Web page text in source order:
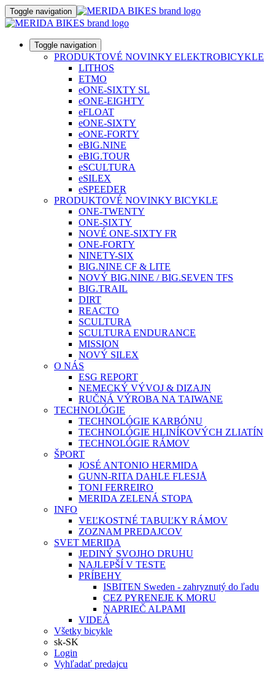
Toggle navigation
Toggle navigation
PRODUKTOVÉ NOVINKY ELEKTROBICYKLE
LITHOS
ETMO
eONE-SIXTY SL
eONE-EIGHTY
eFLOAT
eONE-SIXTY
eONE-FORTY
eBIG.NINE
eBIG.TOUR
eSCULTURA
eSILEX
eSPEEDER
PRODUKTOVÉ NOVINKY BICYKLE
ONE-TWENTY
ONE-SIXTY
NOVÉ ONE-SIXTY FR
ONE-FORTY
NINETY-SIX
BIG.NINE CF & LITE
NOVÝ BIG.NINE / BIG.SEVEN TFS
BIG.TRAIL
DIRT
REACTO
SCULTURA
SCULTURA ENDURANCE
MISSION
NOVÝ SILEX
O NÁS
ESG REPORT
NEMECKÝ VÝVOJ & DIZAJN
RUČNÁ VÝROBA NA TAIWANE
TECHNOLÓGIE
TECHNOLÓGIE KARBÓNU
TECHNOLÓGIE HLINÍKOVÝCH ZLIATÍN
TECHNOLÓGIE RÁMOV
ŠPORT
JOSÉ ANTONIO HERMIDA
GUNN-RITA DAHLE FLESJÅ
TONI FERREIRO
MERIDA ZELENÁ STOPA
INFO
VEĽKOSTNÉ TABUĽKY RÁMOV
ZOZNAM PREDAJCOV
SVET MERIDA
JEDINÝ SVOJHO DRUHU
NAJLEPŠÍ V TESTE
PRÍBEHY
ISBITEN Sweden - zahryznutý do ľadu
CEZ PYRENEJE K MORU
NAPRIEČ ALPAMI
VIDEÁ
Všetky bicykle
sk-SK
Login
Vyhľadať predajcu